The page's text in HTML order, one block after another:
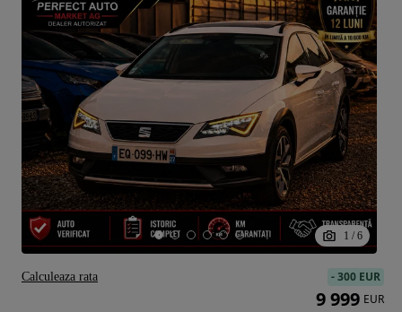
1 / 6
-300 EUR
9 999 EUR
Calculeaza rata